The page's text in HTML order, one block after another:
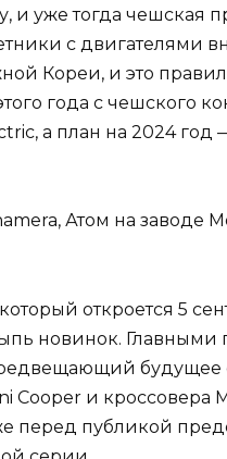
уже тогда чешская
с двигателями
Кореи, и это
года с чешского
а план на 2024 год
откроется 5
новинок. Главными
будущее
Cooper и кроссовера
перед публикой